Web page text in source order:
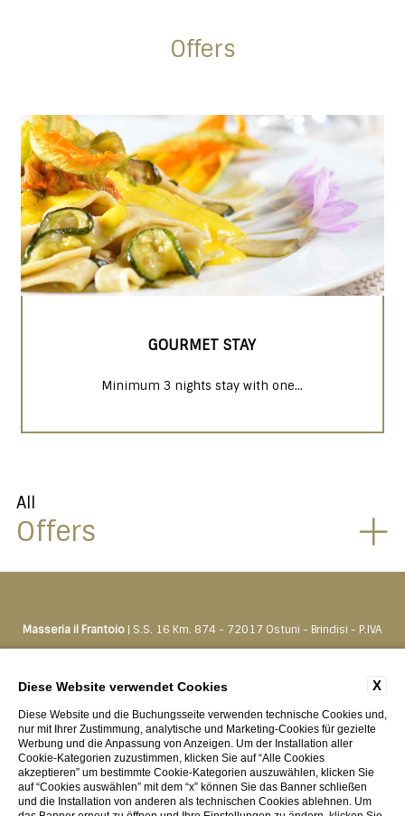
Offers
GOURMET STAY
Minimum 3 nights stay with one...
All
Offers
Masseria il Frantoio | S.S. 16 Km. 874 - 72017 Ostuni - Brindisi - P.IVA
Tel.
+39 0831330276 - prenota@masseriailfrantoio.it
KONTAKTE PRIVACY VON UNTERNEHMEN COOKIE POLICY
ACCESSIBILITY
X
Diese Website verwendet Cookies
Diese Website und die Buchungsseite verwenden technische Cookies und,
nur mit Ihrer Zustimmung, analytische und Marketing-Cookies für gezielte
Werbung und die Anpassung von Anzeigen. Um der Installation aller
Cookie-Kategorien zuzustimmen, klicken Sie auf “Alle Cookies
akzeptieren” um bestimmte Cookie-Kategorien auszuwählen, klicken Sie
auf “Cookies auswählen” mit dem “x” können Sie das Banner schließen
und die Installation von anderen als technischen Cookies ablehnen. Um